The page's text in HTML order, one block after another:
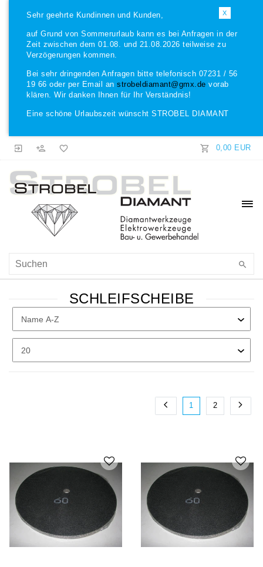
X
Sehr geehrte Kundinnen und Kunden,
auf Grund von Sommerurlaub kann es bei Anfragen in der
Zeit zwischen dem 01.08. und 21.08.2026 teilweise zu
Verzögerungen kommen.
Bei sehr dringenden Anfragen bitte telefonisch 07231 / 56
19 66 oder per Email an strobeldiamant@gmx.de vorab
klären. Wir danken Ihnen für Ihr Verständnis!
Eine schöne Urlaubszeit wünscht STROBEL DIAMANT
0,00 EUR
SCHLEIFSCHEIBE
1 2